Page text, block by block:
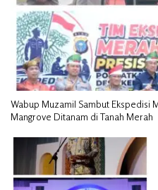
Wabup Muzamil Sambut Ekspedisi
Mangrove Ditanam di Tanah Merah